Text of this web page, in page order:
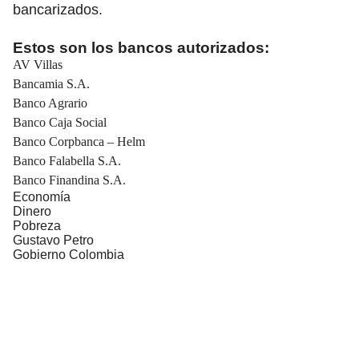
bancarizados.
Estos son los bancos autorizados:
AV Villas
Bancamia S.A.
Banco Agrario
Banco Caja Social
Banco Corpbanca – Helm
Banco Falabella S.A.
Banco Finandina S.A.
Economía
Dinero
Pobreza
Gustavo Petro
Gobierno Colombia